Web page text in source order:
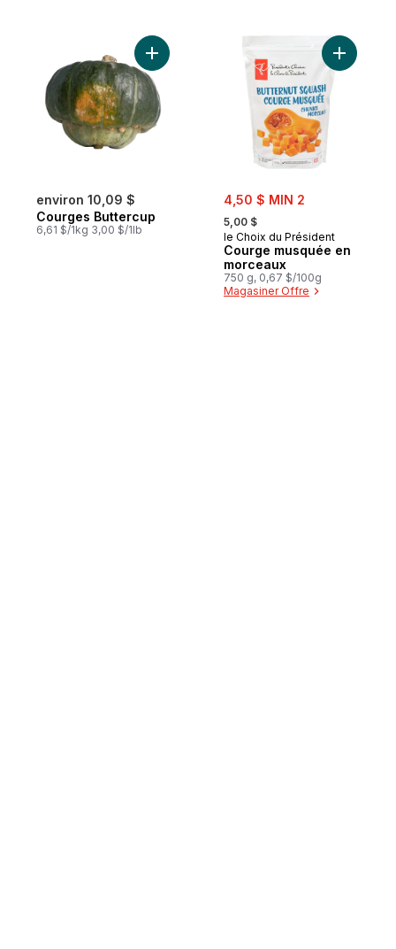
environ 10,09 $
Courges Buttercup
6,61 $/1kg 3,00 $/1lb
Ajouter Courges Buttercup au panier
sale:
4,50 $ MIN 2
, formerly:
5,00 $
le Choix du Président
Courge musquée en
morceaux
750 g, 0,67 $/100g
Magasiner Offre
Ajouter